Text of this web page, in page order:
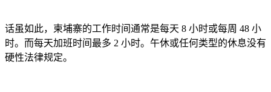
话虽如此，柬埔寨的工作时间通常是每天 8 小时或每周 48 小
时。而每天加班时间最多 2 小时。午休或任何类型的休息没有
硬性法律规定。